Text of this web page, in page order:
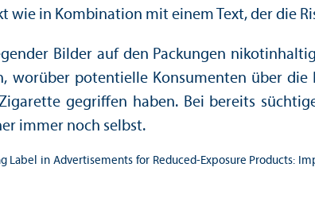
in Kombination mit einem Text, der die
Bilder auf den Packungen
worüber potentielle Konsumenten über
gegriffen haben. Bei bereits
immer noch selbst.
Label in Advertisements for Reduced-Exposure Products: